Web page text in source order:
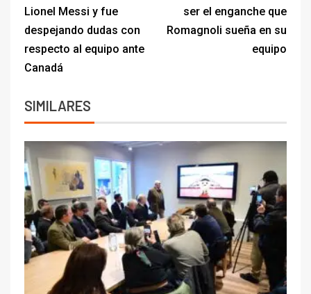
Lionel Messi y fue
despejando dudas con
respecto al equipo ante
Canadá
ser el enganche que
Romagnoli sueña en su
equipo
SIMILARES